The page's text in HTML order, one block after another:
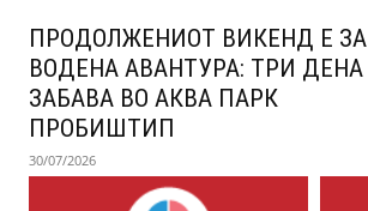
ПРОДОЛЖЕНИОТ ВИКЕНД Е ЗА
ВОДЕНА АВАНТУРА: ТРИ ДЕНА
ЗАБАВА ВО АКВА ПАРК
ПРОБИШТИП
30/07/2026